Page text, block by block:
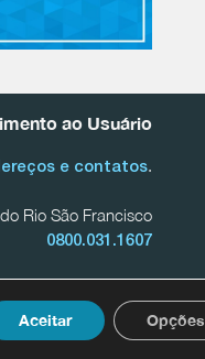
ao Usuário
e contatos.
Rio São Francisco
0800.031.1607
em contato com nosso
Aceitar Opções